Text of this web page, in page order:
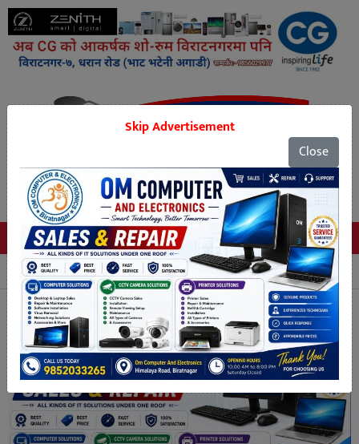
Tags
Skip Advertisement
Close